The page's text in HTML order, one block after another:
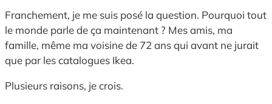
Franchement, je me suis posé la question. Pourquoi tout
le monde parle de ça maintenant ? Mes amis, ma
famille, même ma voisine de 72 ans qui avant ne jurait
que par les catalogues Ikea.
Plusieurs raisons, je crois.